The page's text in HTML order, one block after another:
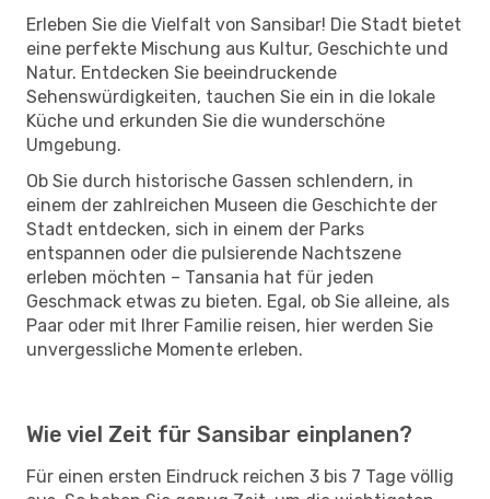
Erleben Sie die Vielfalt von Sansibar! Die Stadt bietet
eine perfekte Mischung aus Kultur, Geschichte und
Natur. Entdecken Sie beeindruckende
Sehenswürdigkeiten, tauchen Sie ein in die lokale
Küche und erkunden Sie die wunderschöne
Umgebung.
Ob Sie durch historische Gassen schlendern, in
einem der zahlreichen Museen die Geschichte der
Stadt entdecken, sich in einem der Parks
entspannen oder die pulsierende Nachtszene
erleben möchten – Tansania hat für jeden
Geschmack etwas zu bieten. Egal, ob Sie alleine, als
Paar oder mit Ihrer Familie reisen, hier werden Sie
unvergessliche Momente erleben.
Wie viel Zeit für Sansibar einplanen?
Für einen ersten Eindruck reichen 3 bis 7 Tage völlig